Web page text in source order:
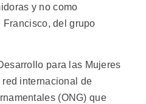
y no como
del grupo
para las Mujeres
internacional de
(ONG) que